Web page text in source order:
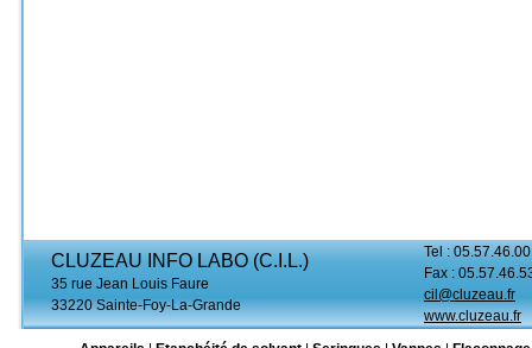
CLUZEAU INFO LABO (C.I.L.)
35 rue Jean Louis Faure
33220 Sainte-Foy-La-Grande
Tel :
Fax :
cil@cluzeau.fr
www.cluzeau.fr